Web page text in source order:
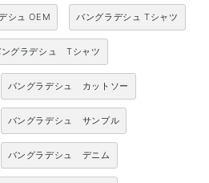
シュ OEM バングラデシュ Tシャツ
ングラデシュ Tシャツ
バングラデシュ カットソー
バングラデシュ サンプル
バングラデシュ デニム